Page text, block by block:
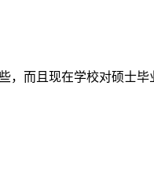
而且现在学校对硕士